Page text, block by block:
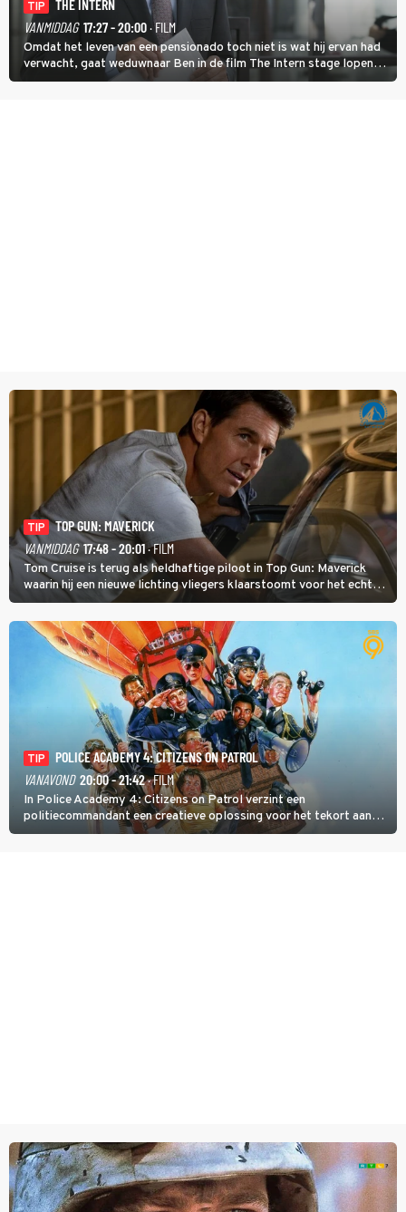
TIP
THE INTERN
VANMIDDAG 17:27 - 20:00· FILM
Omdat het leven van een pensionado toch niet is wat hij ervan had
verwacht, gaat weduwnaar Ben in de film The Intern stage lopen
bij de hippe webwinkel van Jules, wat een gouden zet blijkt te zijn.
TIP
TOP GUN: MAVERICK
VANMIDDAG 17:48 - 20:01· FILM
Tom Cruise is terug als heldhaftige piloot in Top Gun: Maverick
waarin hij een nieuwe lichting vliegers klaarstoomt voor het echte
werk.
TIP
POLICE ACADEMY 4: CITIZENS ON PATROL
VANAVOND 20:00 - 21:42· FILM
In Police Academy 4: Citizens on Patrol verzint een
politiecommandant een creatieve oplossing voor het tekort aan
agenten.